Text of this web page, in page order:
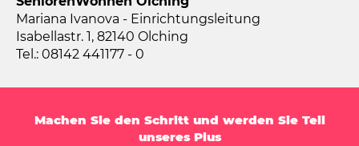
Mariana Ivanova - Einrichtungsleitung
Isabellastr. 1, 82140 Olching
Tel.: 08142 441177 - 0
Machen Sie den Schritt und werden Sie Teil
unseres Plus